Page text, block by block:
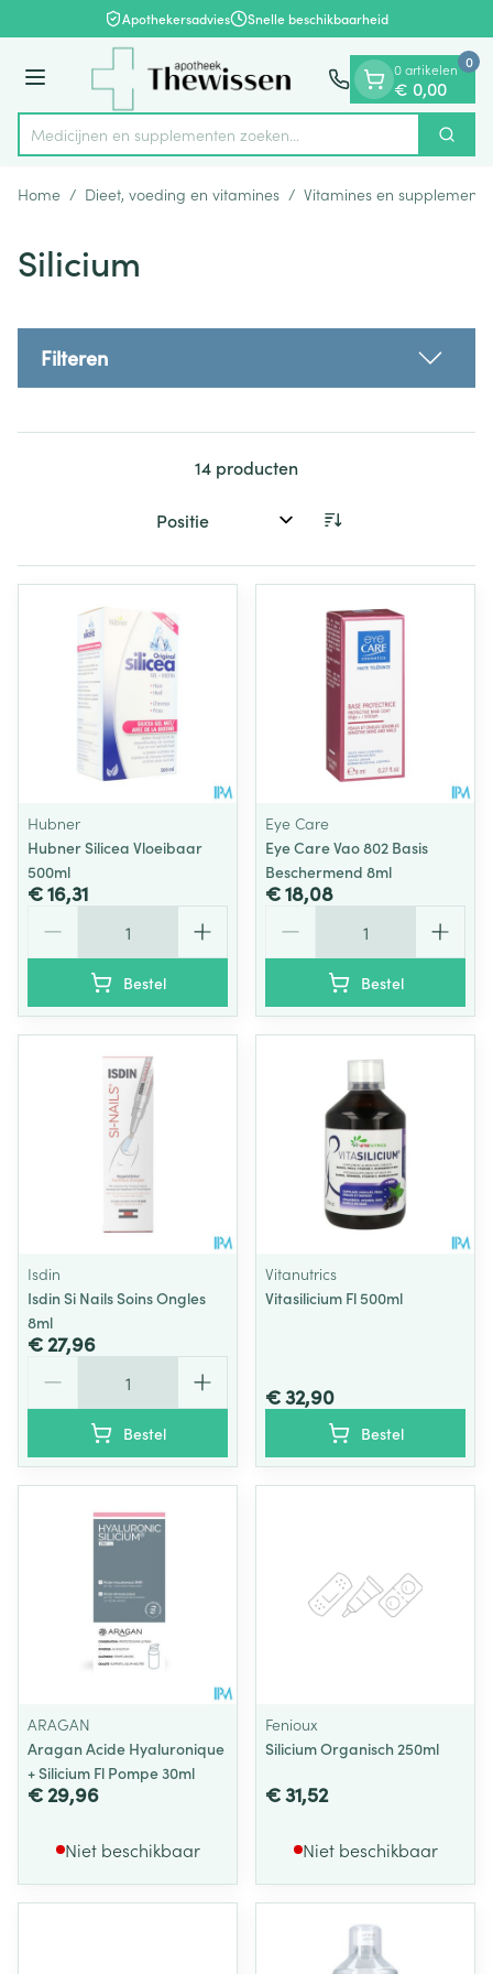
Ga naar de inhoudApothekersadvies Snelle beschikbaarheid
Menu
Product, merk, categorie...
Medicijnen en supplementen z Zoek
0 artikelen
€ 0,00
0
Home / Dieet, voeding en vitamines / Vitamines en
Silicium
Filteren
14 producten
Sorteer op:
Hubner
Hubner Silicea Vloeibaar
500ml
€ 16,31
Bestel
Eye Care
Eye Care Vao 802 Basis
Beschermend 8ml
€ 18,08
Bestel
Isdin
Isdin Si Nails Soins Ongles
8ml
€ 27,96
Bestel
Vitanutrics
Vitasilicium Fl 500ml
€ 32,90
Bestel
ARAGAN
Aragan Acide Hyaluronique
+ Silicium Fl Pompe 30ml
€ 29,96
Niet beschikbaar
Fenioux
Silicium Organisch 250ml
€ 31,52
Niet beschikbaar